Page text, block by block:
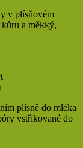
v plísňovém
a měkký,
plísně do mléka
vstřikované do